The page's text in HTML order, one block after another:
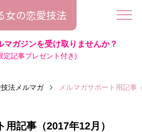
女の恋愛技法
マガジンを受け取りませんか？
定記事プレゼント付き)
法メルマガ メルマガサポート用記事
用記事（2017年12月）